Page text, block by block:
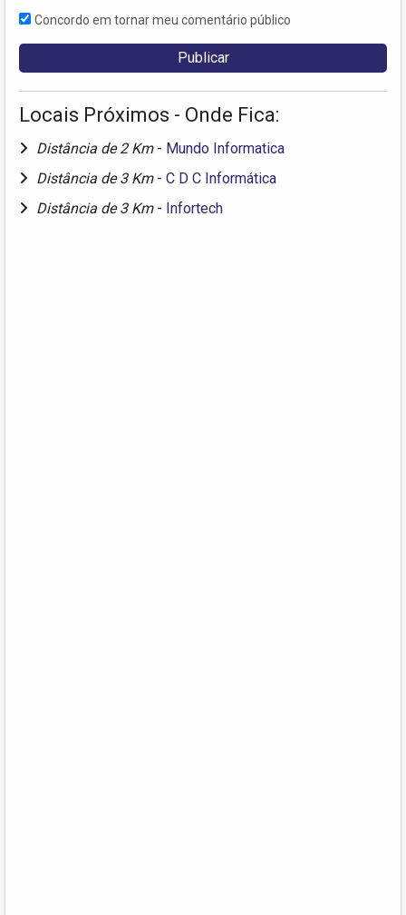
Concordo em tornar meu comentário público
Locais Próximos - Onde Fica:
Distância de 2 Km - Mundo Informatica
Distância de 3 Km - C D C Informática
Distância de 3 Km - Infortech